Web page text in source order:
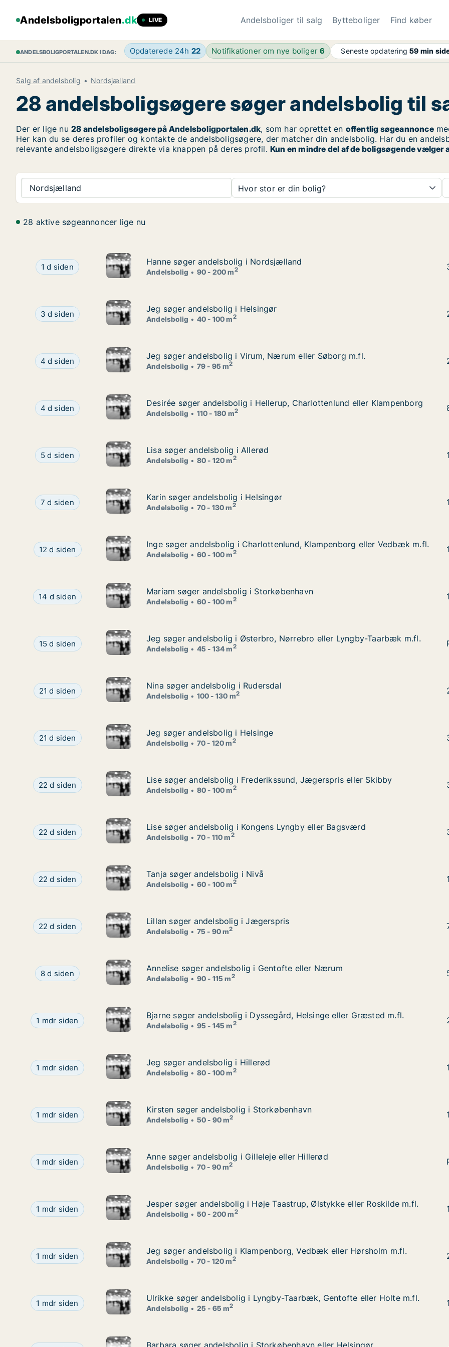
Andelsboligportalen.dk LIVE Andelsboliger til salg Bytteboliger Find køber
ANDELSBOLIGPORTALEN.DK I DAG: Opdaterede 24h 22 Notifikationer om nye boliger6 Seneste opdatering59 min
Salg af andelsbolig Nordsjælland
28 andelsboligsøgere søger andelsbolig til
Der er lige nu 28 andelsboligsøgere på Andelsboligportalen.dk, som har oprettet en offentlig søgeannonce
Her kan du se deres profiler og kontakte de andelsboligsøgere, der matcher din andelsbolig. Har du en
relevante andelsboligsøgere direkte via knappen på deres profil.Kun en mindre del af de boligsøgende
Nordsjælland Hvor stor er din bolig?
28 aktive søgeannoncer lige nu
Hanne søger andelsbolig i Nordsjælland
1 d siden
Hanne søger andelsbolig i Nordsjælland
Hanne søger andelsbolig i Nordsjælland
Andelsbolig 90 - 200 m2
Jeg søger andelsbolig i Helsingør
3 d siden
Jeg søger andelsbolig i Helsingør
Jeg søger andelsbolig i Helsingør
Andelsbolig 40 - 100 m2
Jeg søger andelsbolig i Virum, Nærum eller Søborg m.fl.
4 d siden
Jeg søger andelsbolig i Virum, Nærum eller Søborg m.fl.
Jeg søger andelsbolig i Virum, Nærum eller Søborg m.fl.
Andelsbolig 79 - 95 m2
Desirée søger andelsbolig i Hellerup, Charlottenlund eller Klampenborg
4 d siden
Desirée søger andelsbolig i Hellerup, Charlottenlund eller Klampenborg
Desirée søger andelsbolig i Hellerup, Charlottenlund eller Klampenborg
Andelsbolig 110 - 180 m2
Lisa søger andelsbolig i Allerød
5 d siden
Lisa søger andelsbolig i Allerød
Lisa søger andelsbolig i Allerød
Andelsbolig 80 - 120 m2
Karin søger andelsbolig i Helsingør
7 d siden
Karin søger andelsbolig i Helsingør
Karin søger andelsbolig i Helsingør
Andelsbolig 70 - 130 m2
Inge søger andelsbolig i Charlottenlund, Klampenborg eller Vedbæk m.fl.
12 d siden
Inge søger andelsbolig i Charlottenlund, Klampenborg eller Vedbæk m.fl.
Inge søger andelsbolig i Charlottenlund, Klampenborg eller Vedbæk m.fl.
Andelsbolig 60 - 100 m2
Mariam søger andelsbolig i Storkøbenhavn
14 d siden
Mariam søger andelsbolig i Storkøbenhavn
Mariam søger andelsbolig i Storkøbenhavn
Andelsbolig 60 - 100 m2
Jeg søger andelsbolig i Østerbro, Nørrebro eller Lyngby-Taarbæk m.fl.
15 d siden
Jeg søger andelsbolig i Østerbro, Nørrebro eller Lyngby-Taarbæk m.fl.
Jeg søger andelsbolig i Østerbro, Nørrebro eller Lyngby-Taarbæk m.fl.
Andelsbolig 45 - 134 m2
Nina søger andelsbolig i Rudersdal
21 d siden
Nina søger andelsbolig i Rudersdal
Nina søger andelsbolig i Rudersdal
Andelsbolig 100 - 130 m2
Jeg søger andelsbolig i Helsinge
21 d siden
Jeg søger andelsbolig i Helsinge
Jeg søger andelsbolig i Helsinge
Andelsbolig 70 - 120 m2
Lise søger andelsbolig i Frederikssund, Jægerspris eller Skibby
22 d siden
Lise søger andelsbolig i Frederikssund, Jægerspris eller Skibby
Lise søger andelsbolig i Frederikssund, Jægerspris eller Skibby
Andelsbolig 80 - 100 m2
Lise søger andelsbolig i Kongens Lyngby eller Bagsværd
22 d siden
Lise søger andelsbolig i Kongens Lyngby eller Bagsværd
Lise søger andelsbolig i Kongens Lyngby eller Bagsværd
Andelsbolig 70 - 110 m2
Tanja søger andelsbolig i Nivå
22 d siden
Tanja søger andelsbolig i Nivå
Tanja søger andelsbolig i Nivå
Andelsbolig 60 - 100 m2
Lillan søger andelsbolig i Jægerspris
22 d siden
Lillan søger andelsbolig i Jægerspris
Lillan søger andelsbolig i Jægerspris
Andelsbolig 75 - 90 m2
Annelise søger andelsbolig i Gentofte eller Nærum
8 d siden
Annelise søger andelsbolig i Gentofte eller Nærum
Annelise søger andelsbolig i Gentofte eller Nærum
Andelsbolig 90 - 115 m2
Bjarne søger andelsbolig i Dyssegård, Helsinge eller Græsted m.fl.
1 mdr siden
Bjarne søger andelsbolig i Dyssegård, Helsinge eller Græsted m.fl.
Bjarne søger andelsbolig i Dyssegård, Helsinge eller Græsted m.fl.
Andelsbolig 95 - 145 m2
Jeg søger andelsbolig i Hillerød
1 mdr siden
Jeg søger andelsbolig i Hillerød
Jeg søger andelsbolig i Hillerød
Andelsbolig 80 - 100 m2
Kirsten søger andelsbolig i Storkøbenhavn
1 mdr siden
Kirsten søger andelsbolig i Storkøbenhavn
Kirsten søger andelsbolig i Storkøbenhavn
Andelsbolig 50 - 90 m2
Anne søger andelsbolig i Gilleleje eller Hillerød
1 mdr siden
Anne søger andelsbolig i Gilleleje eller Hillerød
Anne søger andelsbolig i Gilleleje eller Hillerød
Andelsbolig 70 - 90 m2
Jesper søger andelsbolig i Høje Taastrup, Ølstykke eller Roskilde m.fl.
1 mdr siden
Jesper søger andelsbolig i Høje Taastrup, Ølstykke eller Roskilde m.fl.
Jesper søger andelsbolig i Høje Taastrup, Ølstykke eller Roskilde m.fl.
Andelsbolig 50 - 200 m2
Jeg søger andelsbolig i Klampenborg, Vedbæk eller Hørsholm m.fl.
1 mdr siden
Jeg søger andelsbolig i Klampenborg, Vedbæk eller Hørsholm m.fl.
Jeg søger andelsbolig i Klampenborg, Vedbæk eller Hørsholm m.fl.
Andelsbolig 70 - 120 m2
Ulrikke søger andelsbolig i Lyngby-Taarbæk, Gentofte eller Holte m.fl.
1 mdr siden
Ulrikke søger andelsbolig i Lyngby-Taarbæk, Gentofte eller Holte m.fl.
Ulrikke søger andelsbolig i Lyngby-Taarbæk, Gentofte eller Holte m.fl.
Andelsbolig 25 - 65 m2
Barbara søger andelsbolig i Storkøbenhavn eller Helsingør
Barbara søger andelsbolig i Storkøbenhavn eller Helsingør